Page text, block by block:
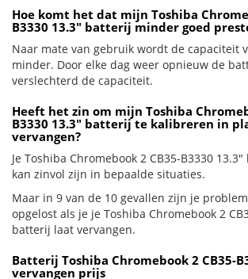
Hoe komt het dat mijn Toshiba
B3330 13.3" batterij minder goed
Naar mate van gebruik wordt de capaciteit
minder. Door elke dag weer opnieuw de
verslechterd de capaciteit.
Heeft het zin om mijn Toshiba
B3330 13.3" batterij te kalibreren in
vervangen?
Je Toshiba Chromebook 2 CB35-B3330
kan zinvol zijn in bepaalde situaties.
Maar in 9 van de 10 gevallen zijn je
opgelost als je je Toshiba Chromebook 2
batterij laat vervangen.
Batterij Toshiba Chromebook 2 CB35-
vervangen prijs